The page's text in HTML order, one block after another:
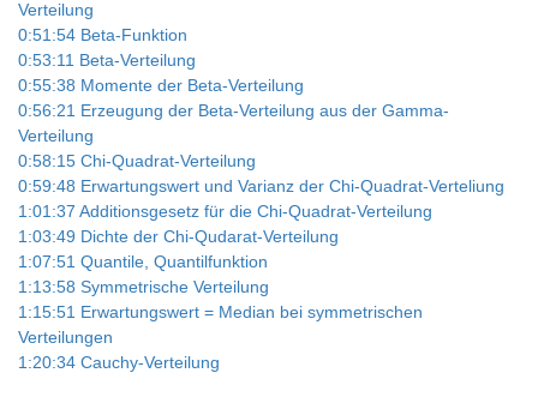
Verteilung
0:51:54 Beta-Funktion
0:53:11 Beta-Verteilung
0:55:38 Momente der Beta-Verteilung
0:56:21 Erzeugung der Beta-Verteilung aus der Gamma-
Verteilung
0:58:15 Chi-Quadrat-Verteilung
0:59:48 Erwartungswert und Varianz der Chi-Quadrat-Verteliung
1:01:37 Additionsgesetz für die Chi-Quadrat-Verteilung
1:03:49 Dichte der Chi-Qudarat-Verteilung
1:07:51 Quantile, Quantilfunktion
1:13:58 Symmetrische Verteilung
1:15:51 Erwartungswert = Median bei symmetrischen
Verteilungen
1:20:34 Cauchy-Verteilung